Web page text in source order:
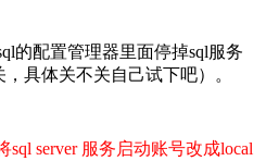
的配置管理器里面停掉sql服务
，具体关不关自己试下吧）。
server 服务启动账号改成local